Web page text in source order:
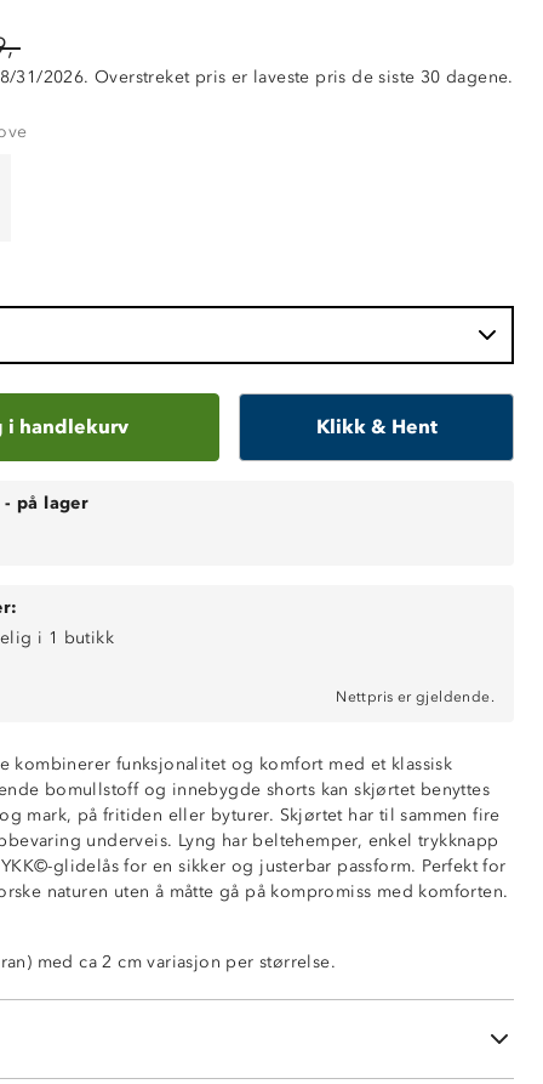
31/2026. Overstreket pris er laveste pris de siste 30 dagene.
i handlekurv Klikk & Hent
- på lager
i 1 butikk
Nettpris er gjeldende.
kombinerer funksjonalitet og komfort med et klassisk
bomullstoff og innebygde shorts kan skjørtet benyttes
mark, på fritiden eller byturer. Skjørtet har til sammen fire
underveis. Lyng har beltehemper, enkel trykknapp
glidelås for en sikker og justerbar passform. Perfekt for
naturen uten å måtte gå på kompromiss med komforten.
med ca 2 cm variasjon per størrelse.